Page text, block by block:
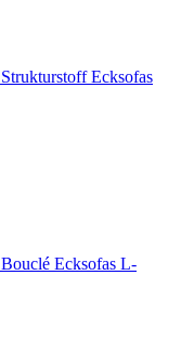
Strukturstoff Ecksofas
Bouclé Ecksofas L-